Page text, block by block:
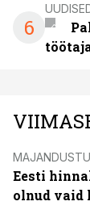
6
Eesti
olnud vaid